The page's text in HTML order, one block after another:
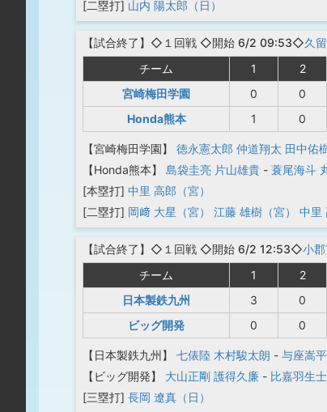
[二塁打] 山内 陽太郎（日）
【試合終了 】◇１回戦 ◇開始 6/2 09:53◇久
チーム
1 2
宮崎梅田学園
0 0
Honda熊本
1 0
【宮崎梅田学園】 徳永憲太郎 仲道翔太 田中佑
【Honda熊本】
島袋圭亮 片山雄貴 - 蓑尾海斗
[本塁打] 中里 高郎（宮）
[二塁打] 岡﨑 大星（宮） 江藤 雄樹（宮） 中里
【試合終了 】◇１回戦 ◇開始 6/2 12:53◇小
チーム
1 2
日本製鉄九州
3 0
ビッグ開発
0 0
【日本製鉄九州】 七俵陸 木村駿太朗 - 与座嵩平
【ビッグ開発】
大山正剛 護得久廉 - 比嘉羽生士
[三塁打] 長岡 遼真（日）